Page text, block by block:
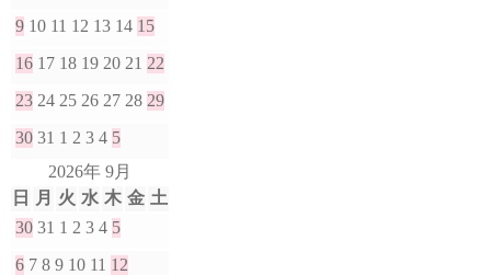
9 10 11 12 13 14 15
16 17 18 19 20 21 22
23 24 25 26 27 28 29
30 31 1 2 3 4 5
2026年 9月
日
月 火 水 木 金 土
30 31 1 2 3 4 5
6 7 8 9 10 11 12